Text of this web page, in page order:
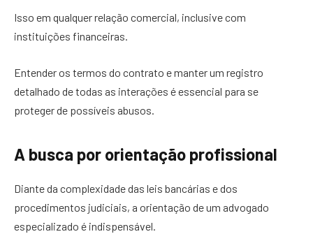
Isso em qualquer relação comercial, inclusive com
instituições financeiras.
Entender os termos do contrato e manter um registro
detalhado de todas as interações é essencial para se
proteger de possíveis abusos.
A busca por orientação profissional
Diante da complexidade das leis bancárias e dos
procedimentos judiciais, a orientação de um advogado
especializado é indispensável.